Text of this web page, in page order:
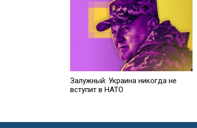
Залужный: Украина никогда не
вступит в НАТО